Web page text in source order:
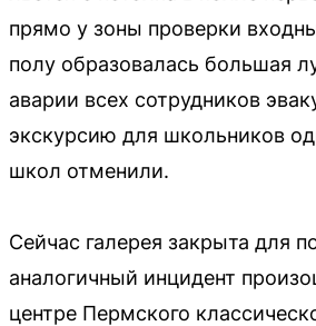
прямо у зоны проверки
полу образовалась большая
аварии всех сотрудников
экскурсию для школьников
школ отменили.
Сейчас галерея закрыта для
аналогичный инцидент
центре Пермского